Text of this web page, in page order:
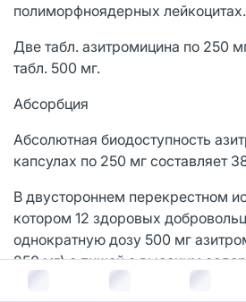
полиморфноядерных лейкоцитах.
Две табл. азитромицина по 250
табл. 500 мг.
Абсорбция
Абсолютная биодоступность
капсулах по 250 мг составляет
В двустороннем перекрестном
котором 12 здоровых
однократную дозу 500 мг
250 мг) с пищей с высоким